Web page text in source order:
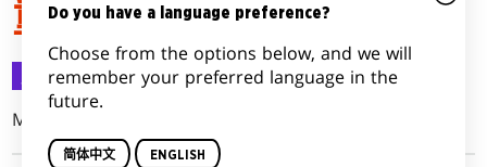
重返多明纳里亚：第八集
万智牌故事
2018-05-02
Martha Wells
Do you have a language preference?
Choose from the options below, and we will
remember your preferred language in the
future.
简体中文 ENGLISH